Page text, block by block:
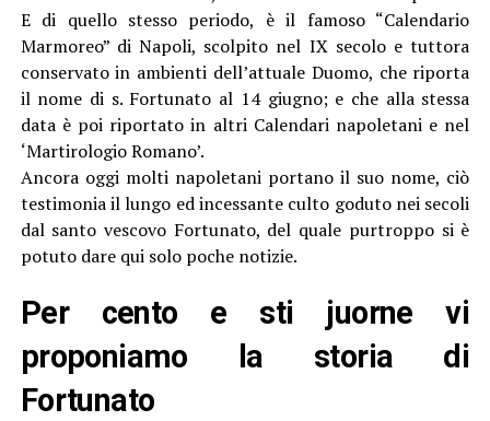
E di quello stesso periodo, è il famoso “Calendario
Marmoreo” di Napoli, scolpito nel IX secolo e tuttora
conservato in ambienti dell’attuale Duomo, che riporta
il nome di s. Fortunato al 14 giugno; e che alla stessa
data è poi riportato in altri Calendari napoletani e nel
‘Martirologio Romano’.
Ancora oggi molti napoletani portano il suo nome, ciò
testimonia il lungo ed incessante culto goduto nei secoli
dal santo vescovo Fortunato, del quale purtroppo si è
potuto dare qui solo poche notizie.
Per cento e sti juorne vi
proponiamo la storia di
Fortunato